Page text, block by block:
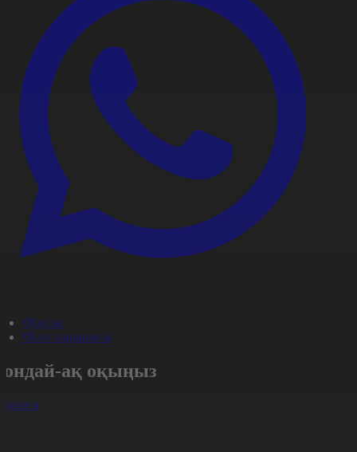
#Қоғам
#Күн жаңалығы
ақ оқыңыз